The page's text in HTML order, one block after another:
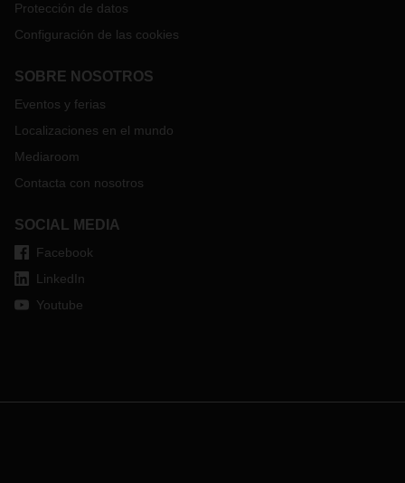
Protección de datos
Configuración de las cookies
SOBRE NOSOTROS
Eventos y ferias
Localizaciones en el mundo
Mediaroom
Contacta con nosotros
SOCIAL MEDIA
Facebook
LinkedIn
Youtube